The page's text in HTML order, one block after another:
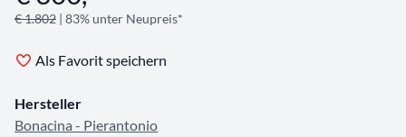
€ 1.802 | 83% unter Neupreis*
Als Favorit speichern
Hersteller
Bonacina - Pierantonio